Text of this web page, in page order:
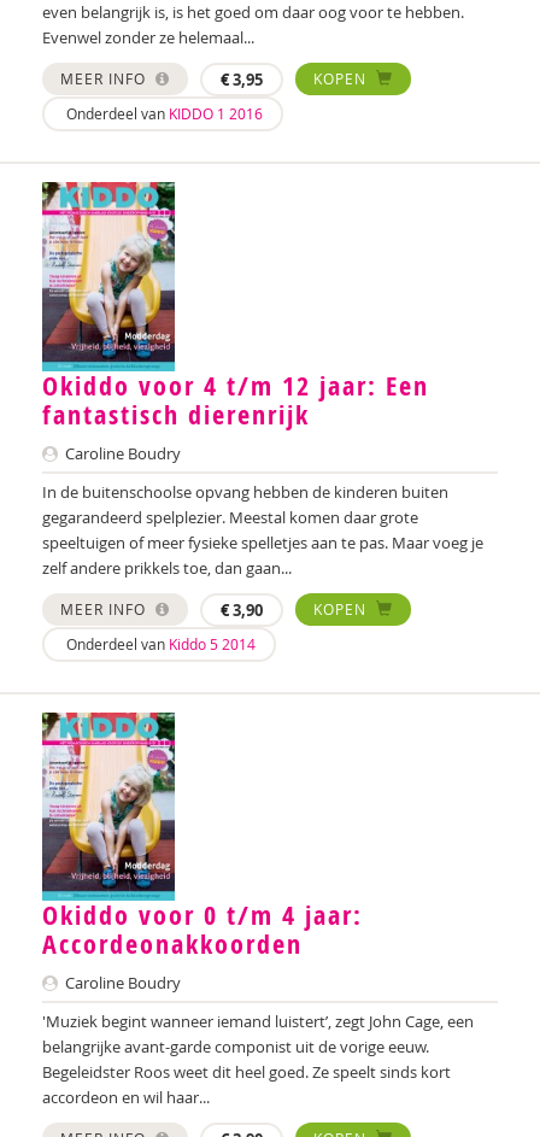
Iris Andriessen
Nilay Ardjosemito
Nishaan Ardjosemito
Siela Ardjosemito-Jethoe
René Arends
Chantal Ariens
Silke van Arum
Nicole van Asten
Diverse auteurs
Roli Ayutsede
Rosalie Baan
Ben Baarda
Sebastiaan Baauw
Anne-Floor Bakker
Carolina Bakker
Ina Bakker
Pieter Paul Bakker
Marielle Balledux
Miriam Barendregt
Ana del Barrio Saiz
Rina Bartels
Zeina Bassa
Daniëlla Bastin
even belangrijk is, is het goed om daar oog voor te hebben.
Evenwel zonder ze helemaal...
MEER INFO €3,95
KOPEN
Onderdeel van KIDDO 1 2016
Okiddo voor 4 t/m 12 jaar: Een
fantastisch dierenrijk
Caroline Boudry
In de buitenschoolse opvang hebben de kinderen buiten
gegarandeerd spelplezier. Meestal komen daar grote
speeltuigen of meer fysieke spelletjes aan te pas. Maar voeg je
zelf andere prikkels toe, dan gaan...
MEER INFO €3,90
KOPEN
Onderdeel van Kiddo 5 2014
Okiddo voor 0 t/m 4 jaar:
Accordeonakkoorden
Caroline Boudry
'Muziek begint wanneer iemand luistert’, zegt John Cage, een
belangrijke avant-garde componist uit de vorige eeuw.
Begeleidster Roos weet dit heel goed. Ze speelt sinds kort
accordeon en wil haar...